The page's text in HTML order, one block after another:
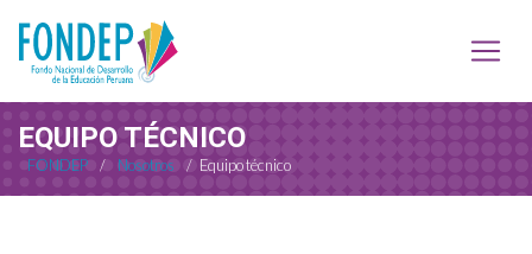
EQUIPO TÉCNICO
FONDEP / Nosotros / Equipo técnico